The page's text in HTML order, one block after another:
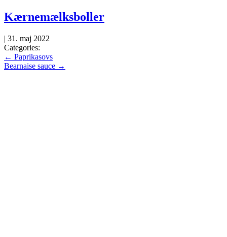
Skip
to
content
Kærnemælksboller
| 31. maj 2022
Categories:
Indlægsnavigation
← Paprikasovs
Bearnaise sauce →